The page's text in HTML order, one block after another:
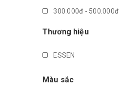
300.000đ - 500.000đ
500.000đ - 1.000.000đ
Thương hiệu
ESSEN
Màu sắc